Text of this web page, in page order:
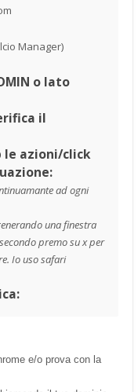
Manager)
o lato
il
le azioni/click
ad ogni
una finestra
premo su x per
Io uso safari
e/o prova con la